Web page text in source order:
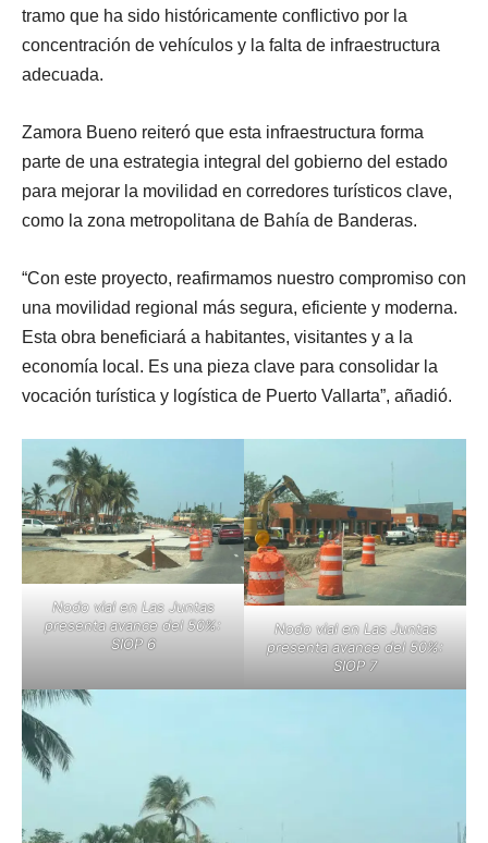
tramo que ha sido históricamente conflictivo por la
concentración de vehículos y la falta de infraestructura
adecuada.
Zamora Bueno reiteró que esta infraestructura forma
parte de una estrategia integral del gobierno del estado
para mejorar la movilidad en corredores turísticos clave,
como la zona metropolitana de Bahía de Banderas.
“Con este proyecto, reafirmamos nuestro compromiso con
una movilidad regional más segura, eficiente y moderna.
Esta obra beneficiará a habitantes, visitantes y a la
economía local. Es una pieza clave para consolidar la
vocación turística y logística de Puerto Vallarta”, añadió.
Nodo vial en Las Juntas
presenta avance del 50%:
SIOP 6
Nodo vial en Las Juntas
presenta avance del 50%:
SIOP 7